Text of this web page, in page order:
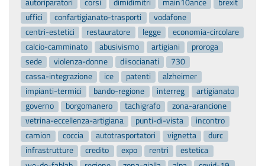
uffici
confartigianato-trasporti
vodafone
centri-estetici
restauratore legge
economia-circolare
calcio-camminato
abusivismo artigiani
proroga
sede
violenza-donne diisocianati
730
cassa-integrazione
ice patenti
alzheimer
impianti-termici
bando-regione interreg
artigianato
governo
borgomanero tachigrafo
zona-arancione
vetrina-eccellenza-artigiana
punti-di-vista
incontro
camion
coccia autotrasportatori vignetta
durc
infrastrutture
credito expo rentri
estetica